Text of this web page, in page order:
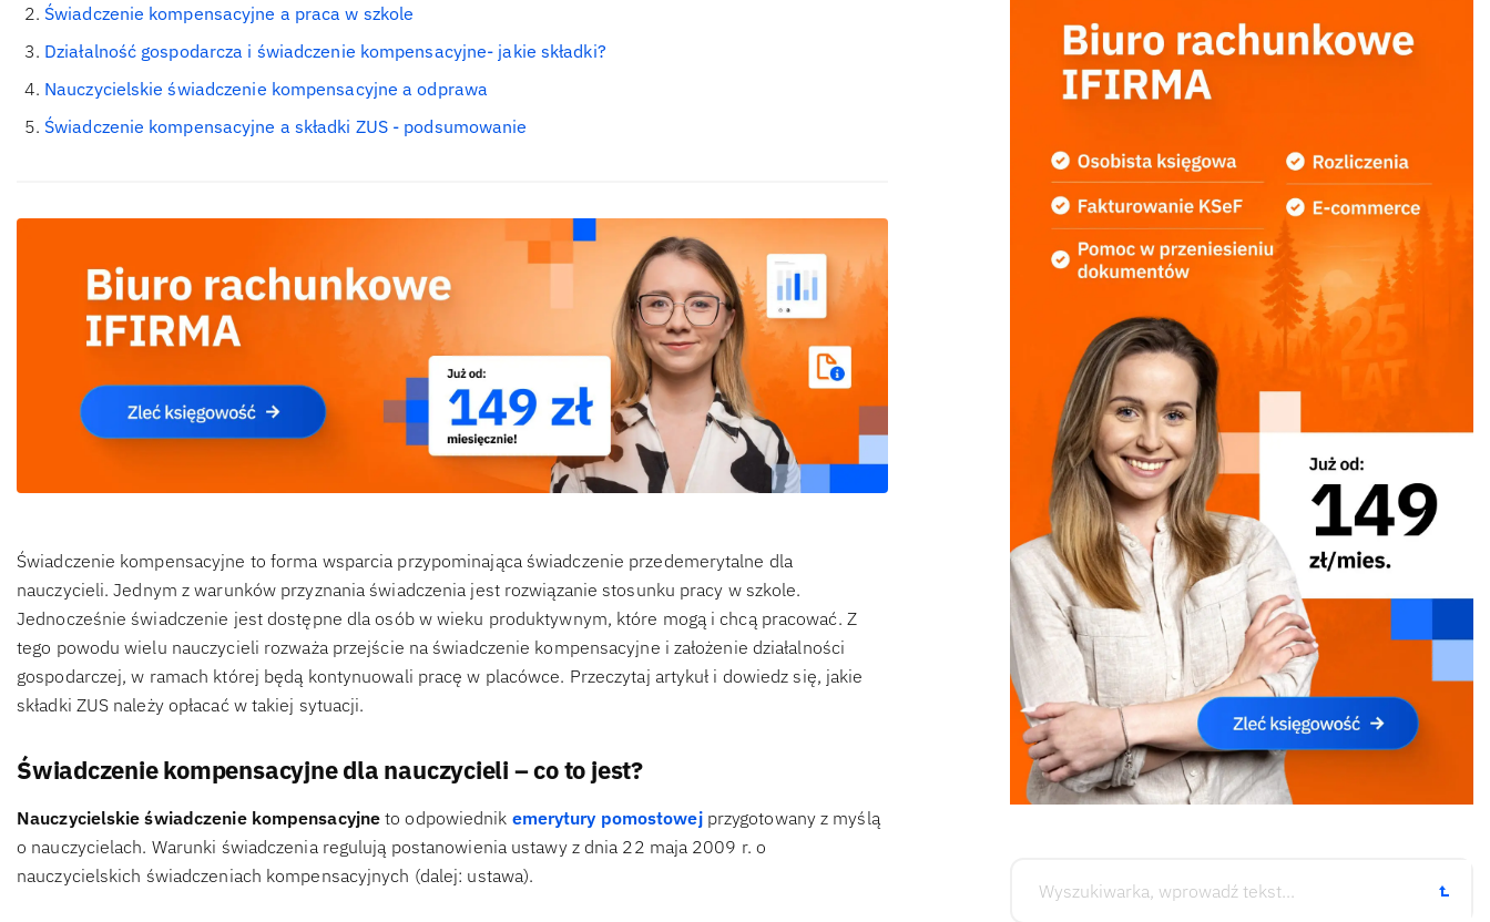
Świadczenie kompensacyjne a praca w szkole
Działalność gospodarcza i świadczenie kompensacyjne- jakie składki?
Nauczycielskie świadczenie kompensacyjne a odprawa
Świadczenie kompensacyjne a składki ZUS - podsumowanie
Świadczenie kompensacyjne to forma wsparcia przypominająca świadczenie przedemerytalne dla
nauczycieli. Jednym z warunków przyznania świadczenia jest rozwiązanie stosunku pracy w szkole.
Jednocześnie świadczenie jest dostępne dla osób w wieku produktywnym, które mogą i chcą pracować. Z
tego powodu wielu nauczycieli rozważa przejście na świadczenie kompensacyjne i założenie działalności
gospodarczej, w ramach której będą kontynuowali pracę w placówce. Przeczytaj artykuł i dowiedz się, jakie
składki ZUS należy opłacać w takiej sytuacji.
Świadczenie kompensacyjne dla nauczycieli – co to jest?
Nauczycielskie świadczenie kompensacyjneto odpowiednik emerytury pomostowej przygotowany z myślą
o nauczycielach. Warunki świadczenia regulują postanowienia ustawy z dnia 22 maja 2009 r. o
nauczycielskich świadczeniach kompensacyjnych (dalej: ustawa).